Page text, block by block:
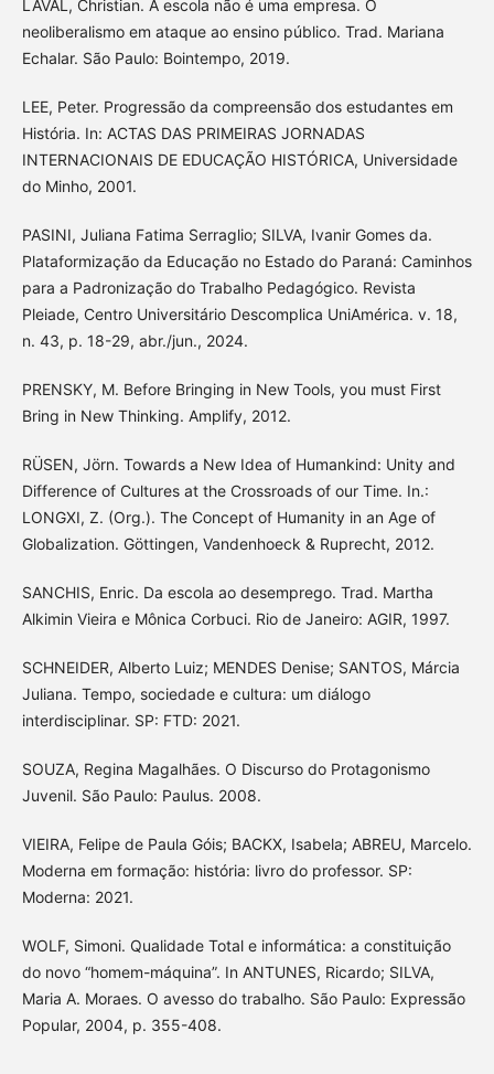
LAVAL, Christian. A escola não é uma empresa. O
neoliberalismo em ataque ao ensino público. Trad. Mariana
Echalar. São Paulo: Bointempo, 2019.
LEE, Peter. Progressão da compreensão dos estudantes em
História. In: ACTAS DAS PRIMEIRAS JORNADAS
INTERNACIONAIS DE EDUCAÇÃO HISTÓRICA, Universidade
do Minho, 2001.
PASINI, Juliana Fatima Serraglio; SILVA, Ivanir Gomes da.
Plataformização da Educação no Estado do Paraná: Caminhos
para a Padronização do Trabalho Pedagógico. Revista
Pleiade, Centro Universitário Descomplica UniAmérica. v. 18,
n. 43, p. 18-29, abr./jun., 2024.
PRENSKY, M. Before Bringing in New Tools, you must First
Bring in New Thinking. Amplify, 2012.
RÜSEN, Jörn. Towards a New Idea of Humankind: Unity and
Difference of Cultures at the Crossroads of our Time. In.:
LONGXI, Z. (Org.). The Concept of Humanity in an Age of
Globalization. Göttingen, Vandenhoeck & Ruprecht, 2012.
SANCHIS, Enric. Da escola ao desemprego. Trad. Martha
Alkimin Vieira e Mônica Corbuci. Rio de Janeiro: AGIR, 1997.
SCHNEIDER, Alberto Luiz; MENDES Denise; SANTOS, Márcia
Juliana. Tempo, sociedade e cultura: um diálogo
interdisciplinar. SP: FTD: 2021.
SOUZA, Regina Magalhães. O Discurso do Protagonismo
Juvenil. São Paulo: Paulus. 2008.
VIEIRA, Felipe de Paula Góis; BACKX, Isabela; ABREU, Marcelo.
Moderna em formação: história: livro do professor. SP:
Moderna: 2021.
WOLF, Simoni. Qualidade Total e informática: a constituição
do novo “homem-máquina”. In ANTUNES, Ricardo; SILVA,
Maria A. Moraes. O avesso do trabalho. São Paulo: Expressão
Popular, 2004, p. 355-408.